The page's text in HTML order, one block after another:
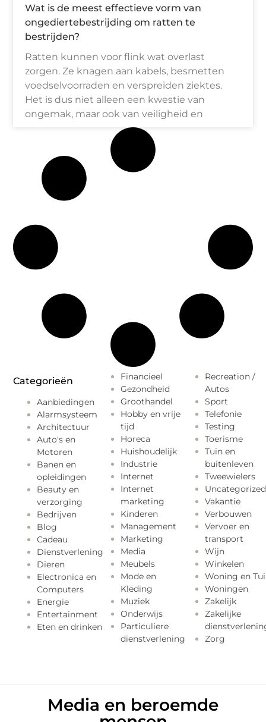
Wat is de meest effectieve vorm van
ongediertebestrijding om ratten te
bestrijden?
Ratten kunnen voor flink wat overlast
zorgen. Ze knagen aan kabels, besmetten
voedselvoorraden en verspreiden ziektes.
Het is dus niet alleen een kwestie van
ongemak, maar ook van veiligheid en
Categorieën
Aanbiedingen
Alarmsysteem
Architectuur
Auto's en
Motoren
Banen en
opleidingen
Beauty en
verzorging
Bedrijven
Blog
Cadeau
Dienstverlening
Dieren
Electronica en
Computers
Energie
Entertainment
Eten en drinken
Financieel
Gezondheid
Groothandel
Hobby en vrije
tijd
Horeca
Huishoudelijk
Industrie
Internet
Internet
marketing
Kinderen
Management
Marketing
Media
Meubels
Mode en
Kleding
Muziek
Onderwijs
Particuliere
dienstverlening
Recreation /
Autos
Sport
Telefonie
Testing
Toerisme
Tuin en
buitenleven
Tweewielers
Uncategorized
Vakantie
Verbouwen
Vervoer en
transport
Wijn
Winkelen
Woning en
Woningen
Zakelijk
Zakelijke
Zorg
Media en beroemde